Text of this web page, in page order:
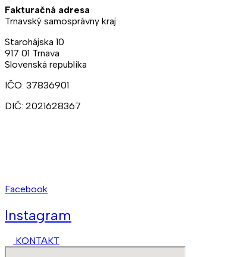
Fakturačná adresa
Trnavský samosprávny kraj
Starohájska 10
917 01 Trnava
Slovenská republika
IČO: 37836901
DIČ: 2021628367
Facebook
Instagram
KONTAKT